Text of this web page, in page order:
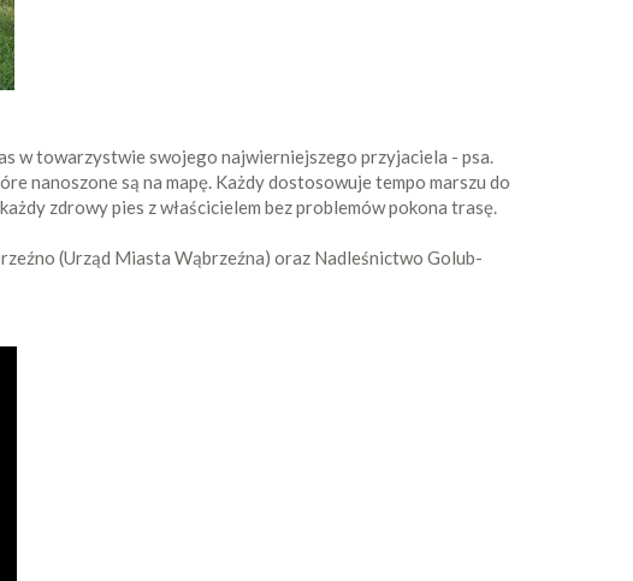
w towarzystwie swojego najwierniejszego przyjaciela - psa.
nanoszone są na mapę. Każdy dostosowuje tempo marszu do
zdrowy pies z właścicielem bez problemów pokona trasę.
(Urząd Miasta Wąbrzeźna) oraz Nadleśnictwo Golub-